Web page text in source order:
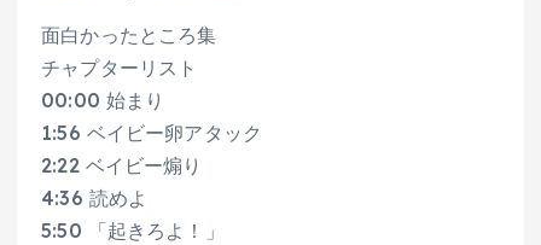
面白かったところ集
チャプターリスト
00:00 始まり
1:56 ベイビー卵アタック
2:22 ベイビー煽り
4:36 読めよ
5:50 「起きろよ！」